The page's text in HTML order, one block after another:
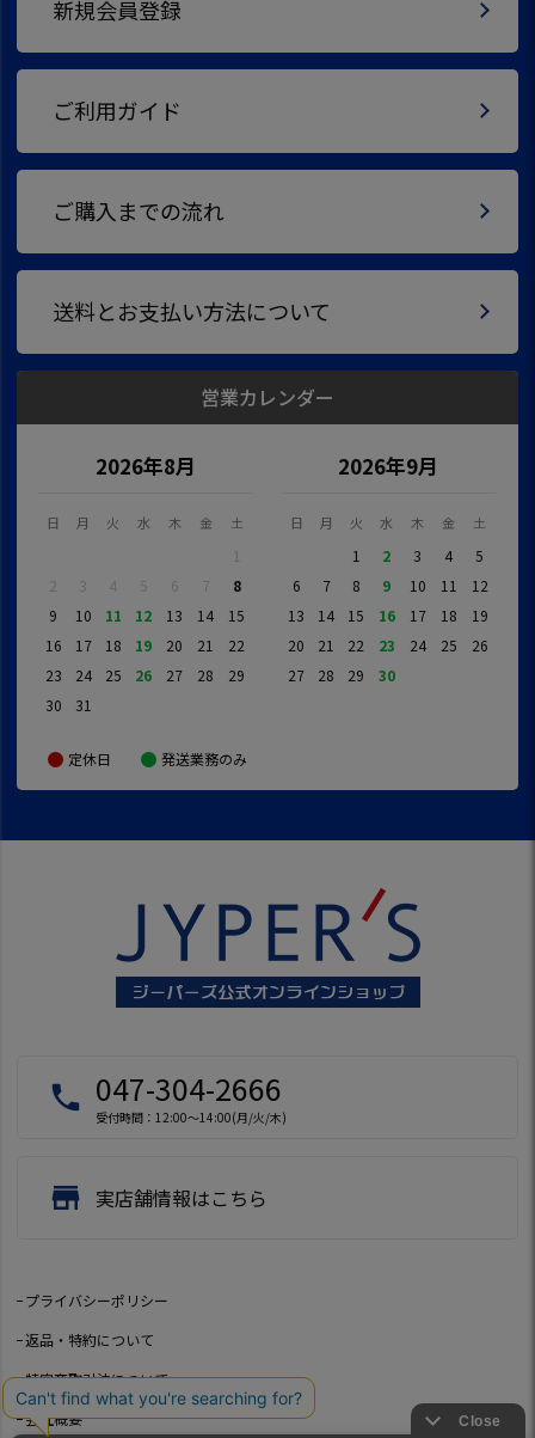
新規会員登録
ご利用ガイド
ご購入までの流れ
送料とお支払い方法について
営業カレンダー
2026年8月
日 月 火 水 木 金 土
1
2
3 4 5 6 7
8
9
10 11 12 13 14
15
16
17 18 19 20 21
22
23
24 25 26 27 28
29
30
31
2026年9月
日 月 火 水 木 金 土
1 2 3 4
5
6
7 8 9 10 11
12
13
14 15 16 17 18
19
20
21 22 23 24 25
26
27
28 29 30
定休日 発送業務のみ
local_phone 047-304-2666
受付時間：12:00～14:00(月/火/木)
store 実店舗情報はこちら
プライバシーポリシー
返品・特約について
特定商取引法について
会社概要